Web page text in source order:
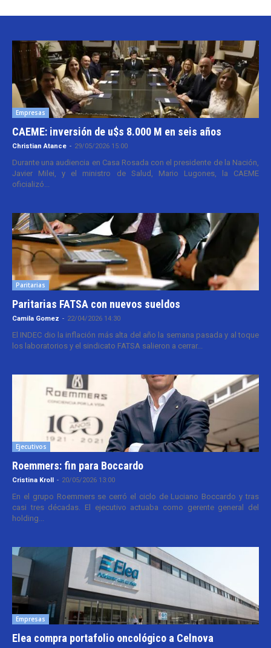
Empresas
CAEME: inversión de u$s 8.000 M en seis años
Christian Atance - 29/05/2026 15:00
Durante una audiencia en Casa Rosada con el presidente de la Nación,
Javier Milei, y el ministro de Salud, Mario Lugones, la CAEME
oficializó...
Paritarias
Paritarias FATSA con nuevos sueldos
Camila Gomez - 22/04/2026 14:30
El INDEC dio la inflación más alta del año la semana pasada y al toque
los laboratorios y el sindicato FATSA salieron a cerrar...
Ejecutivos
Roemmers: fin para Boccardo
Cristina Kroll - 20/05/2026 13:00
En el grupo Roemmers se cerró el ciclo de Luciano Boccardo y tras
casi tres décadas. El ejecutivo actuaba como gerente general del
holding...
Empresas
Elea compra portafolio oncológico a Celnova